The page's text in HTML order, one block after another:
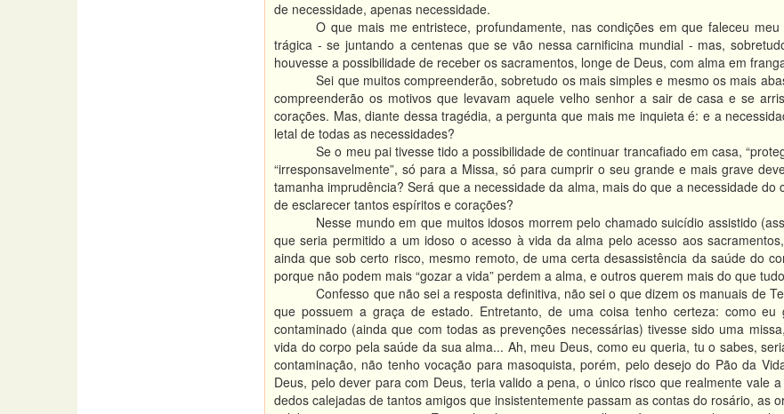
de necessidade, apenas necessidade.
O que mais me entristece, profundamente, nas condições em que faleceu
trágica - se juntando a centenas que se vão nessa carnificina mundial - mas,
houvesse a possibilidade de receber os sacramentos, longe de Deus, com alma em
Sei que muitos compreenderão, sobretudo os mais simples e mesmo os mais
compreenderão os motivos que levavam aquele velho senhor a sair de casa e se
corações. Mas, diante dessa tragédia, a pergunta que mais me inquieta é: e a
letal de todas as necessidades?
Se o meu pai tivesse tido a possibilidade de continuar trancafiado em casa,
“irresponsavelmente”, só para a Missa, só para cumprir o seu grande e mais grave
tamanha imprudência? Será que a necessidade da alma, mais do que a necessidade
de esclarecer tantos espíritos e corações?
Nesse mundo em que muitos idosos morrem pelo chamado suicídio assistido
que seria permitido a um idoso o acesso à vida da alma pelo acesso aos
ainda que sob certo risco, mesmo remoto, de uma certa desassistência da saúde do
porque não podem mais “gozar a vida” perdem a alma, e outros querem mais do que
Confesso que não sei a resposta definitiva, não sei o que dizem os manuais de
que possuem a graça de estado. Entretanto, de uma coisa tenho certeza: como
contaminado (ainda que com todas as prevenções necessárias) tivesse sido uma
vida do corpo pela saúde da sua alma... Ah, meu Deus, como eu queria, tu o sabes,
contaminação, não tenho vocação para masoquista, porém, pelo desejo do Pão da
Deus, pelo dever para com Deus, teria valido a pena, o único risco que realmente vale
dedos calejadas de tantos amigos que insistentemente passam as contas do rosário, as